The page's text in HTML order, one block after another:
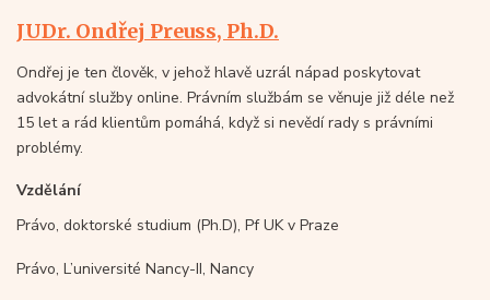
JUDr. Ondřej Preuss, Ph.D.
Ondřej je ten člověk, v jehož hlavě uzrál nápad poskytovat
advokátní služby online. Právním službám se věnuje již déle než
15 let a rád klientům pomáhá, když si nevědí rady s právními
problémy.
Vzdělání
Právo, doktorské studium (Ph.D), Pf UK v Praze
Právo, L’université Nancy-II, Nancy